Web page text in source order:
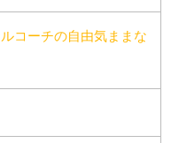
コーチの自由気ままな